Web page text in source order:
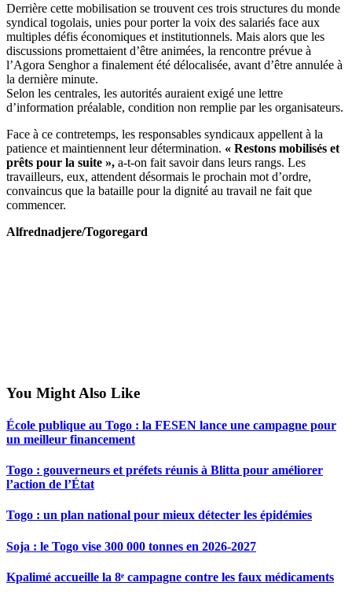
Derrière cette mobilisation se trouvent ces trois structures du monde
syndical togolais, unies pour porter la voix des salariés face aux
multiples défis économiques et institutionnels. Mais alors que les
discussions promettaient d’être animées, la rencontre prévue à
l’Agora Senghor a finalement été délocalisée, avant d’être annulée à
la dernière minute.
Selon les centrales, les autorités auraient exigé une lettre
d’information préalable, condition non remplie par les organisateurs.
Face à ce contretemps, les responsables syndicaux appellent à la
patience et maintiennent leur détermination. « Restons mobilisés et
prêts pour la suite », a-t-on fait savoir dans leurs rangs. Les
travailleurs, eux, attendent désormais le prochain mot d’ordre,
convaincus que la bataille pour la dignité au travail ne fait que
commencer.
Alfrednadjere/Togoregard
You Might Also Like
École publique au Togo : la FESEN lance une campagne pour
un meilleur financement
Togo : gouverneurs et préfets réunis à Blitta pour améliorer
l’action de l’État
Togo : un plan national pour mieux détecter les épidémies
Soja : le Togo vise 300 000 tonnes en 2026-2027
Kpalimé accueille la 8ᵉ campagne contre les faux médicaments